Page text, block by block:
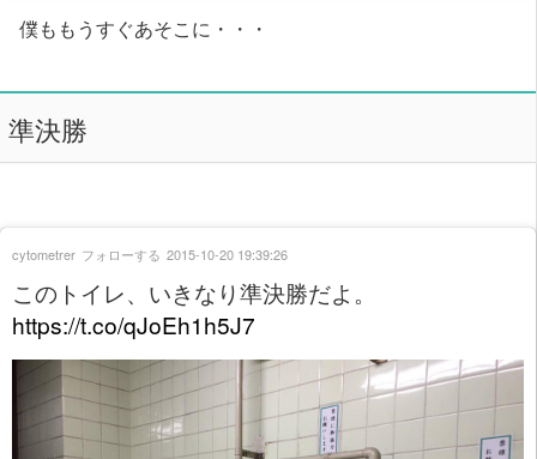
僕ももうすぐあそこに・・・
準決勝
このトイレ、いきなり準決勝だよ。
https://t.co/qJoEh1h5J7
cytometrer フォローする 2015-10-20 19:39:26